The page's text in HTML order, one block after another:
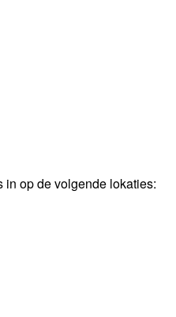
in op de volgende lokaties: